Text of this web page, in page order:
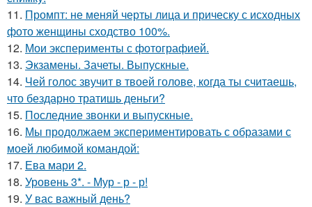
11. Промпт: не меняй черты лица и прическу с исходных
фото женщины сходство 100%.
12. Мои эксперименты с фотографией.
13. Экзамены. Зачеты. Выпускные.
14. Чей голос звучит в твоей голове, когда ты считаешь,
что бездарно тратишь деньги?
15. Последние звонки и выпускные.
16. Мы продолжаем экспериментировать с образами с
моей любимой командой:
17. Ева мари 2.
18. Уровень 3*. - Мур - р - р!
19. У вас важный день?